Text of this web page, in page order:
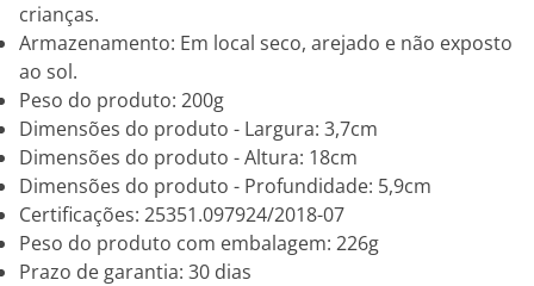
crianças.
Armazenamento: Em local seco, arejado e não exposto
ao sol.
Peso do produto: 200g
Dimensões do produto - Largura: 3,7cm
Dimensões do produto - Altura: 18cm
Dimensões do produto - Profundidade: 5,9cm
Certificações: 25351.097924/2018-07
Peso do produto com embalagem: 226g
Prazo de garantia: 30 dias